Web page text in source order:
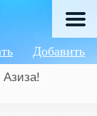
Добавить